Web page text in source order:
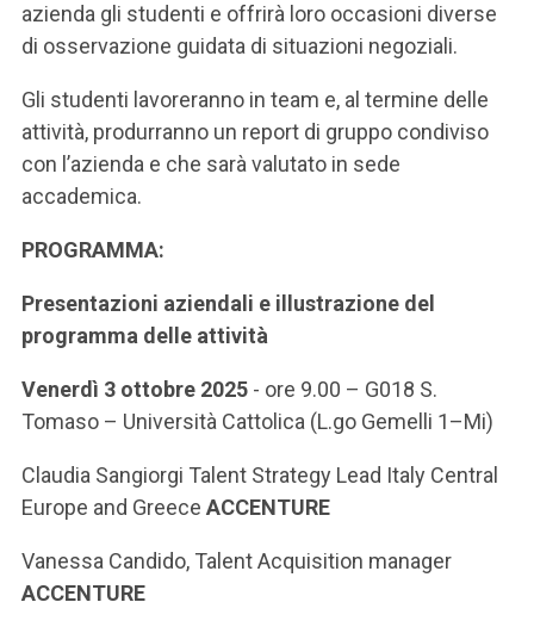
azienda gli studenti e offrirà loro occasioni diverse
di osservazione guidata di situazioni negoziali.
Gli studenti lavoreranno in team e, al termine delle
attività, produrranno un report di gruppo condiviso
con l’azienda e che sarà valutato in sede
accademica.
PROGRAMMA:
Presentazioni aziendali e illustrazione del
programma delle attività
Venerdì 3 ottobre 2025 - ore 9.00 – G018 S.
Tomaso – Università Cattolica (L.go Gemelli 1–Mi)
Claudia Sangiorgi Talent Strategy Lead Italy Central
Europe and Greece ACCENTURE
Vanessa Candido, Talent Acquisition manager
ACCENTURE